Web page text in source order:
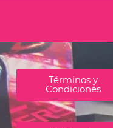
Términos y
Condiciones